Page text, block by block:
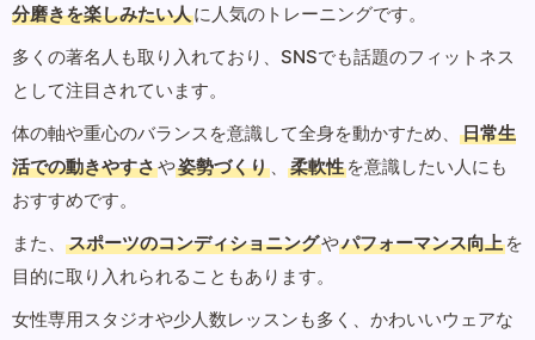
分磨きを楽しみたい人に人気のトレーニングです。
多くの著名人も取り入れており、SNSでも話題のフィットネス
として注目されています。
体の軸や重心のバランスを意識して全身を動かすため、
日常生
活での動きやすさや姿勢づくり 、 柔軟性 を意識したい人にも
おすすめです。
また、
スポーツのコンディショニングやパフォーマンス向上 を
目的に取り入れられることもあります。
女性専用スタジオや少人数レッスンも多く、かわいいウェアな